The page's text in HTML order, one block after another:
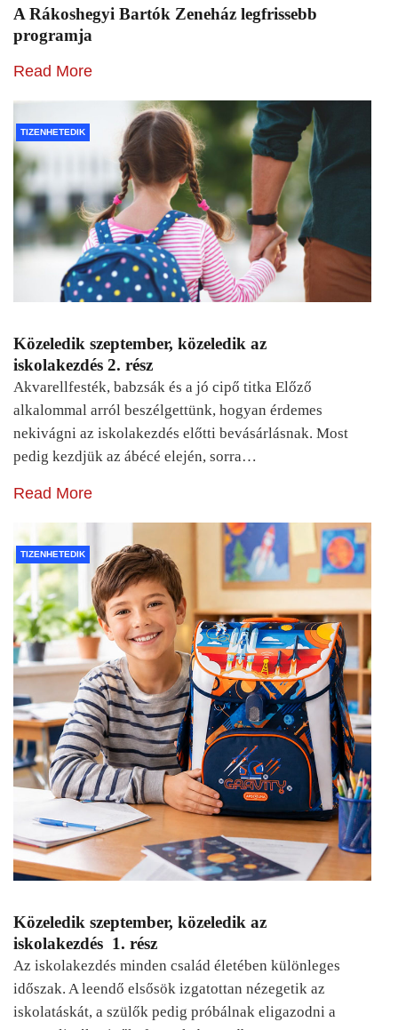
A Rákoshegyi Bartók Zeneház legfrissebb
programja
Read More
TIZENHETEDIK
Közeledik szeptember, közeledik az
iskolakezdés 2. rész
Akvarellfesték, babzsák és a jó cipő titka Előző
alkalommal arról beszélgettünk, hogyan érdemes
nekivágni az iskolakezdés előtti bevásárlásnak. Most
pedig kezdjük az ábécé elején, sorra…
Read More
TIZENHETEDIK
Közeledik szeptember, közeledik az
iskolakezdés 1. rész
Az iskolakezdés minden család életében különleges
időszak. A leendő elsősök izgatottan nézegetik az
iskolatáskát, a szülők pedig próbálnak eligazodni a